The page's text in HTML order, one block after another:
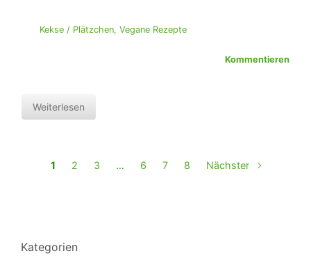
Kekse / Plätzchen, Vegane Rezepte
Kommentieren
Weiterlesen
1 2 3 … 6 7 8 Nächster
Kategorien